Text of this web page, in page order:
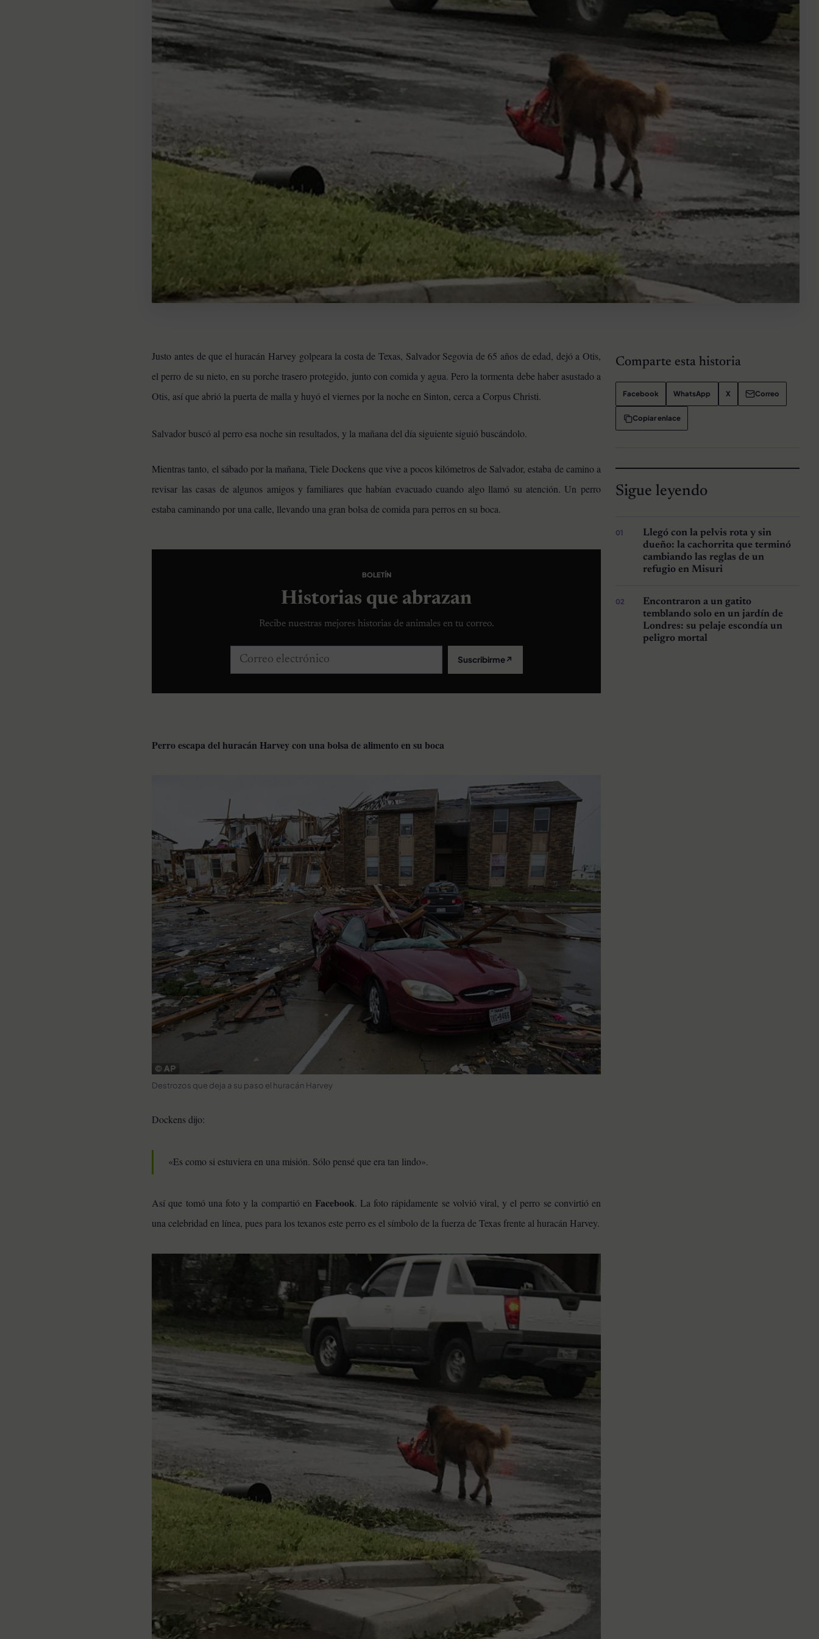
Justo antes de que el huracán Harvey golpeara la costa de Texas, Salvador Segovia de 65 años de edad, dejó a Otis,
el perro de su nieto, en su porche trasero protegido, junto con comida y agua. Pero la tormenta debe haber asustado a
Otis, así que abrió la puerta de malla y huyó el viernes por la noche en Sinton, cerca a Corpus Christi.
Salvador buscó al perro esa noche sin resultados, y la mañana del día siguiente siguió buscándolo.
Mientras tanto, el sábado por la mañana, Tiele Dockens que vive a pocos kilómetros de Salvador, estaba de camino a
revisar las casas de algunos amigos y familiares que habían evacuado cuando algo llamó su atención. Un perro
estaba caminando por una calle, llevando una gran bolsa de comida para perros en su boca.
BOLETÍN
Historias que abrazan
Recibe nuestras mejores historias de animales en tu correo.
Correo electrónico Suscribirme↗
Perro escapa del huracán Harvey con una bolsa de alimento en su boca
Destrozos que deja a su paso el huracán Harvey
Dockens dijo:
«Es como si estuviera en una misión. Sólo pensé que era tan lindo».
Así que tomó una foto y la compartió en Facebook. La foto rápidamente se volvió viral, y el perro se convirtió en
una celebridad en línea, pues para los texanos este perro es el símbolo de la fuerza de Texas frente al huracán Harvey.
Comparte esta historia
Facebook WhatsApp X Correo
Copiar enlace
Sigue leyendo
Llegó con la pelvis rota y sin
dueño: la cachorrita que terminó
cambiando las reglas de un
refugio en Misuri
Encontraron a un gatito
temblando solo en un jardín de
Londres: su pelaje escondía un
peligro mortal